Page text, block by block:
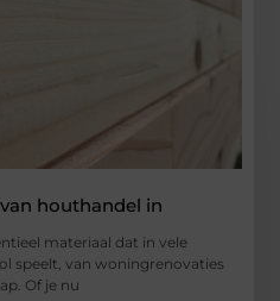
houthandel in
materiaal dat in vele
speelt, van woningrenovaties
Of je nu